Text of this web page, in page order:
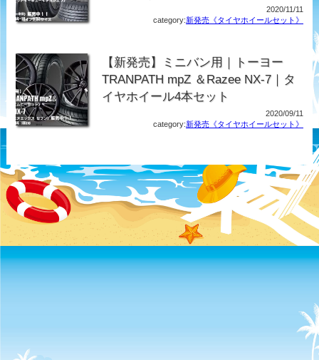
2020/11/11
category:新発売《タイヤホイールセット》
【新発売】ミニバン用｜トーヨー
TRANPATH mpZ ＆Razee NX-7｜タ
イヤホイール4本セット
2020/09/11
category:新発売《タイヤホイールセット》